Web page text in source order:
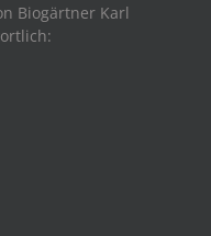
Biogärtner Karl